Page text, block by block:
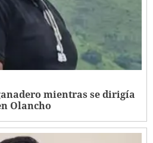
mientras se dirigía
Olancho